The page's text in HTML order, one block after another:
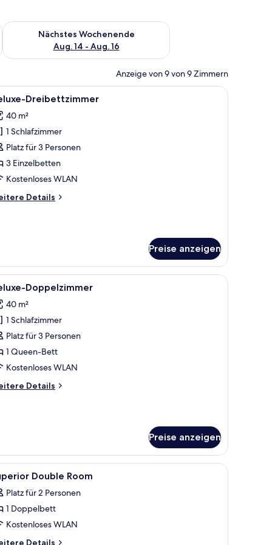
Aug. 7 - Aug. 9.
Nächstes Wochenende
Aug. 14 - Aug. 16
Überprüfe die Verfügbarkeit für nächstes Wochenende, Aug.
Anzeige von 9 von 9 Zimmern
Bett, Holzvertäfelung, einem integrierten Schreibtisch und einem
Ein Hotelzimmer mit zwei Betten, einem
12 Dreibettzimmer
40 m²
1 Schlafzimmer
Platz für 3 Personen
3 Einzelbetten
Kostenloses WLAN
Details
Preise anzeigen
an der Wand und einem Holzschrank.Ein modernes Hotelzimmer mit einem
8 Doppelzimmer
40 m²
1 Schlafzimmer
Platz für 3 Personen
1 Queen-Bett
Kostenloses WLAN
Details
Preise anzeigen
und einer kleinen Küchenzeile.Ein Schlafzimmer mit einem großen Bett,
23 Double Room
Platz für 2 Personen
1 Doppelbett
Kostenloses WLAN
Details